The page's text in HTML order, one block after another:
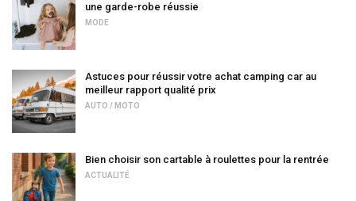
une garde-robe réussie
MODE
Astuces pour réussir votre achat camping car au
meilleur rapport qualité prix
AUTO / MOTO
Bien choisir son cartable à roulettes pour la rentrée
ACTUALITÉ